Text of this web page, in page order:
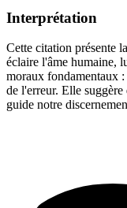
Interprétation
Cette citation présente
éclaire l'âme humaine,
moraux fondamentaux
de l'erreur. Elle
guide notre